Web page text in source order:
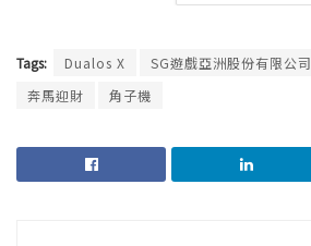
Tags: Dualos X SG遊戲亞洲股份有限公司
奔馬迎財
角子機